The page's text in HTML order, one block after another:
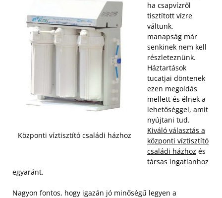
Központi víztisztító családi házhoz
ha csapvízről
tisztított vízre
váltunk,
manapság már
senkinek nem kell
részleteznünk.
Háztartások
tucatjai döntenek
ezen megoldás
mellett és élnek a
lehetőséggel, amit
nyújtani tud.
Kiváló választás a
központi víztisztító
családi házhoz és
társas ingatlanhoz
egyaránt.
Nagyon fontos, hogy igazán jó minőségű legyen a